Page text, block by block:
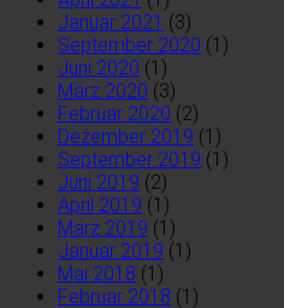
Januar 2021 (3)
September 2020 (1)
Juni 2020 (1)
März 2020 (3)
Februar 2020 (2)
Dezember 2019 (1)
September 2019 (1)
Juni 2019 (2)
April 2019 (1)
März 2019 (1)
Januar 2019 (1)
Mai 2018 (1)
Februar 2018 (1)